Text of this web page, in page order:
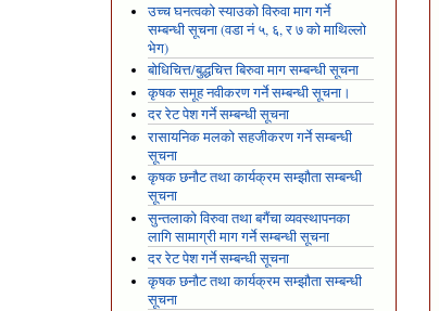
उच्च घनत्वको स्याउको विरुवा माग गर्ने
सम्बन्धी सूचना (वडा नं ५, ६, र ७ को माथिल्लो
भेग)
बोधिचित्त/बुद्धचित्त बिरुवा माग सम्बन्धी सूचना
कृषक समूह नवीकरण गर्ने सम्बन्धी सूचना।
दर रेट पेश गर्ने सम्बन्धी सूचना
रासायनिक मलको सहजीकरण गर्ने सम्बन्धी
सूचना
कृषक छनौट तथा कार्यक्रम सम्झौता सम्बन्धी
सूचना
सुन्तलाको विरुवा तथा बगैंचा व्यवस्थापनका
लागि सामाग्री माग गर्ने सम्बन्धी सूचना
दर रेट पेश गर्ने सम्बन्धी सूचना
कृषक छनौट तथा कार्यक्रम सम्झौता सम्बन्धी
सूचना